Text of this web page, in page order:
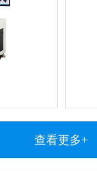
查看更多+